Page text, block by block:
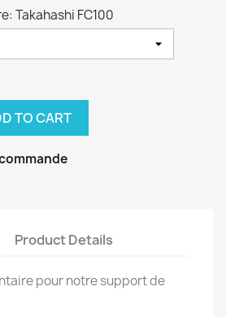
Takahashi FC100
TO CART
Product Details
pour notre support de